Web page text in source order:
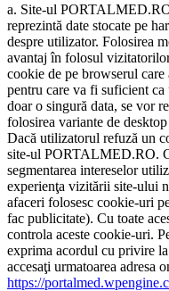
a. Site-ul
reprezintă date stocate pe
despre utilizator. Folosirea
avantaj în folosul
cookie de pe browserul
pentru care va fi suficient
doar o singură data, se vor
folosirea variante de
Dacă utilizatorul refuză un
site-ul PORTALMED.RO.
segmentarea intereselor
experienţa vizitării site-ului
afaceri folosesc cookie-uri
fac publicitate). Cu toate
controla aceste cookie-uri.
exprima acordul cu privire
accesaţi urmatoarea adresa
https://